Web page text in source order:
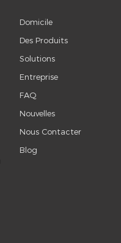
Domicile
Des Produits
Solutions
Entreprise
FAQ
Nouvelles
Nous Contacter
Blog